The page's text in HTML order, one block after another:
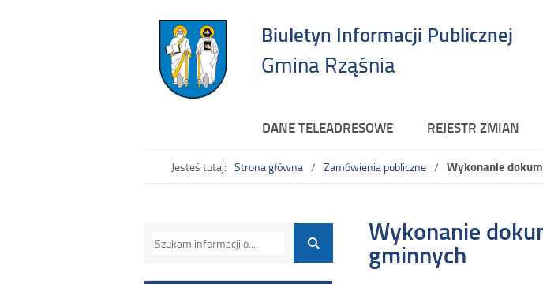
Biuletyn Informacji Publicznej
Gmina Rząśnia
DANE TELEADRESOWE REJESTR ZMIAN
Jesteś tutaj: Strona główna Zamówienia publiczne Wykonanie
Wykonanie
gminnych